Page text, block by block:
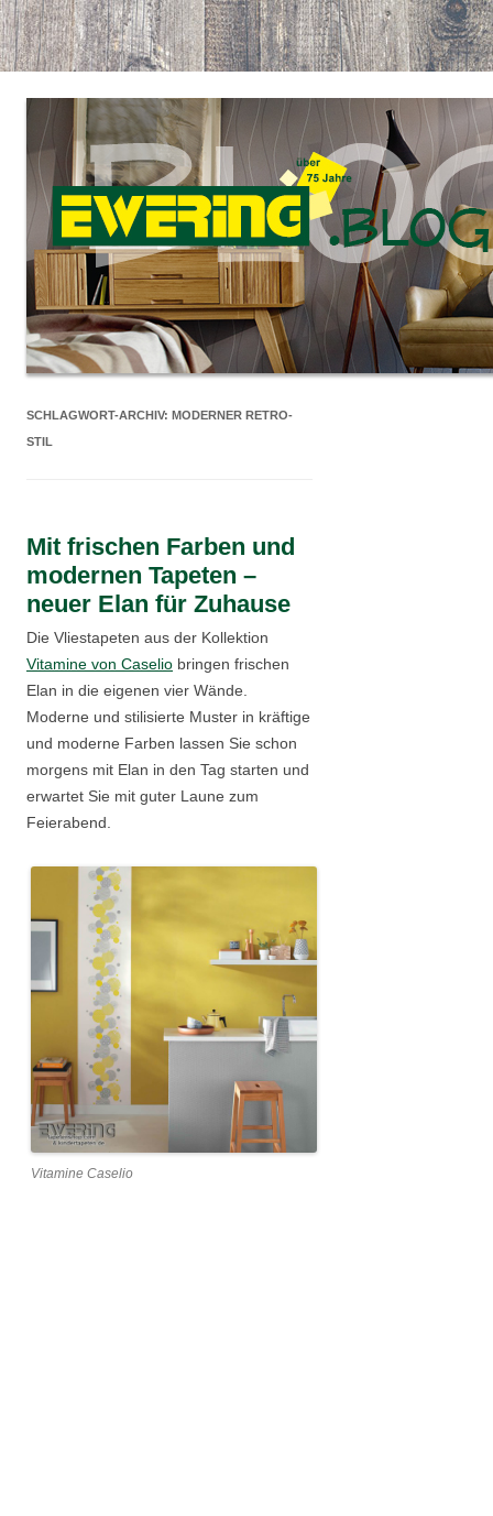
SCHLAGWORT-ARCHIV: MODERNER RETRO-
STIL
Mit frischen Farben und
modernen Tapeten –
neuer Elan für Zuhause
Die Vliestapeten aus der Kollektion
Vitamine von Caselio bringen frischen
Elan in die eigenen vier Wände.
Moderne und stilisierte Muster in kräftige
und moderne Farben lassen Sie schon
morgens mit Elan in den Tag starten und
erwartet Sie mit guter Laune zum
Feierabend.
Vitamine Caselio